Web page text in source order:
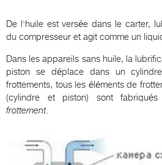
De l'huile est versée dans le carter,
du compresseur et agit comme un
Dans les appareils sans huile, la
piston se déplace dans un
frottements, tous les éléments de
(cylindre et piston) sont fabriqués
frottement.